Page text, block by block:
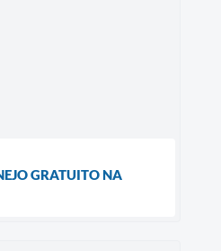
GRATUITO NA